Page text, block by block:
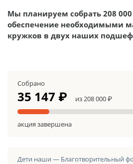
Мы планируем собрать 208
обеспечение необходимыми
кружков в двух наших
Собрано
35 147 ₽ из 208 000 ₽
акция завершена
Дети наши — Благотворительный